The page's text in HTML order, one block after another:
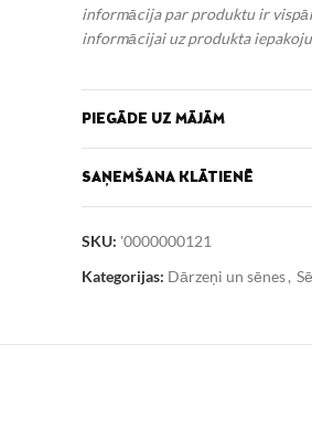
informācija par produktu ir
informācijai uz produkta
PIEGĀDE UZ MĀJĀM
SAŅEMŠANA KLĀTIENĒ
SKU: '0000000121
Kategorijas: Dārzeņi un sēnes,